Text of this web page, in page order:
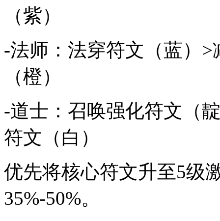
（紫）
-法师：法穿符文（蓝）
（橙）
-道士：召唤强化符文（
符文（白）
优先将核心符文升至5级
35%-50%。